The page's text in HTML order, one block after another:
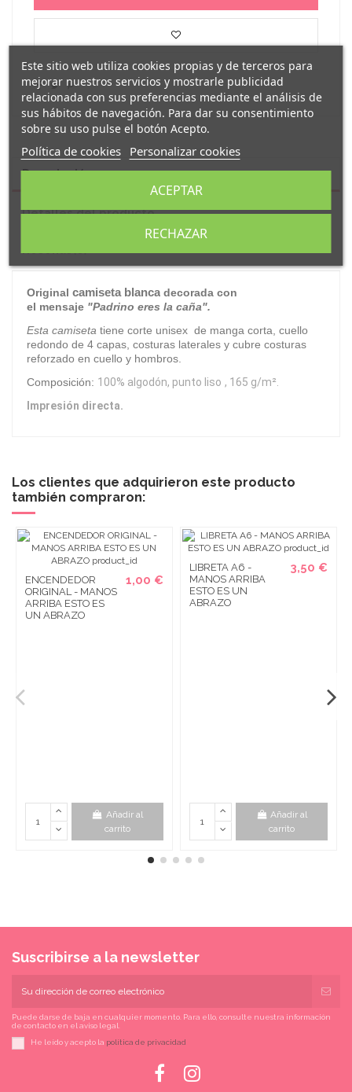
Descripción
Detalles del producto
Original camiseta blanca decorada con
el mensaje "Padrino eres la caña".
Esta camiseta tiene corte unisex de manga corta, cuello
redondo de 4 capas, costuras laterales y cubre costuras
reforzado en cuello y hombros.
Composición: 100% algodón, punto liso , 165 g/m².
Impresión directa.
Los clientes que adquirieron este producto
también compraron:
ENCENDEDOR
ORIGINAL - MANOS
ARRIBA ESTO ES
UN ABRAZO
1,00 €
Añadir al
carrito
LIBRETA A6 -
MANOS ARRIBA
ESTO ES UN
ABRAZO
3,50 €
Añadir al
carrito
Suscribirse a la newsletter
Puede darse de baja en cualquier momento. Para ello, consulte nuestra información
de contacto en el aviso legal.
He leído y acepto la política de privacidad
Este sitio web utiliza cookies propias y de terceros para
mejorar nuestros servicios y mostrarle publicidad
relacionada con sus preferencias mediante el análisis de
sus hábitos de navegación. Para dar su consentimiento
sobre su uso pulse el botón Acepto.
Política de cookies Personalizar cookies
RECHAZAR
ACEPTAR